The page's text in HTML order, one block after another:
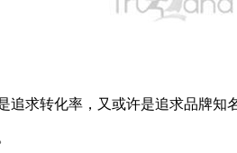
求转化率，又或许是追求品牌知名